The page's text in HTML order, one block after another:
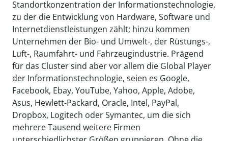
Standortkonzentration der Informationstechnologie,
zu der die Entwicklung von Hardware, Software und
Internetdienstleistungen zählt; hinzu kommen
Unternehmen der Bio- und Umwelt-, der Rüstungs-,
Luft-, Raumfahrt- und Fahrzeugindustrie. Prägend
für das Cluster sind aber vor allem die Global Player
der Informationstechnologie, seien es Google,
Facebook, Ebay, YouTube, Yahoo, Apple, Adobe,
Asus, Hewlett-Packard, Oracle, Intel, PayPal,
Dropbox, Logitech oder Symantec, um die sich
mehrere Tausend weitere Firmen